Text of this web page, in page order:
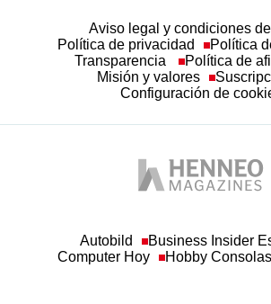
Aviso legal y condiciones
Política de privacidad
Política
Transparencia
Política de
Misión y valores
Configuración de
Autobild
Business Insider
Computer Hoy
Hobby Consolas